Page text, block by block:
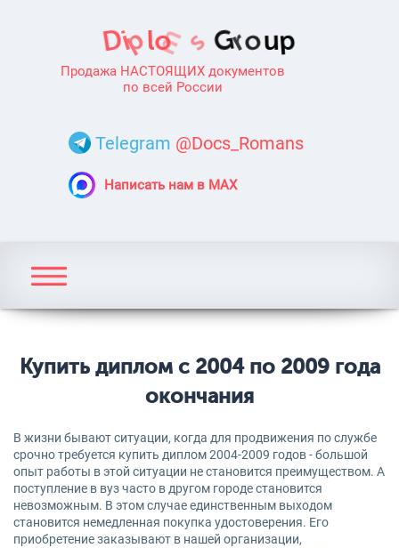
Продажа НАСТОЯЩИХ документов
по всей России
Telegram @Docs_Romans
Написать нам в MAX
Купить диплом с 2004 по 2009 года
окончания
В жизни бывают ситуации, когда для продвижения по службе
срочно требуется купить диплом 2004-2009 годов - большой
опыт работы в этой ситуации не становится преимуществом. А
поступление в вуз часто в другом городе становится
невозможным. В этом случае единственным выходом
становится немедленная покупка удостоверения. Его
приобретение заказывают в нашей организации,